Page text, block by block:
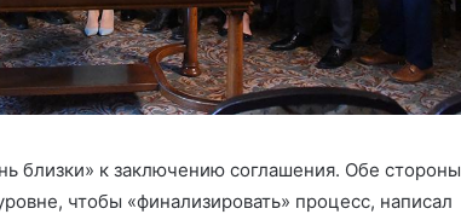
близки» к заключению соглашения. Обе стороны
чтобы «финализировать» процесс, написал